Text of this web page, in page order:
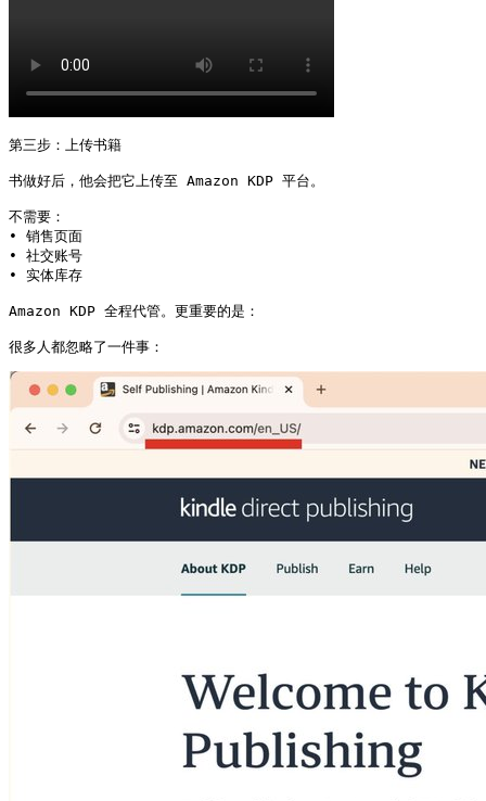
第三步：上传书籍
书做好后，他会把它上传至 Amazon KDP 平台。
不需要：
• 销售页面
• 社交账号
• 实体库存
Amazon KDP 全程代管。更重要的是：
很多人都忽略了一件事：